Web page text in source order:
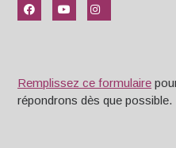
Remplissez ce formulaire
répondrons dès que possible.